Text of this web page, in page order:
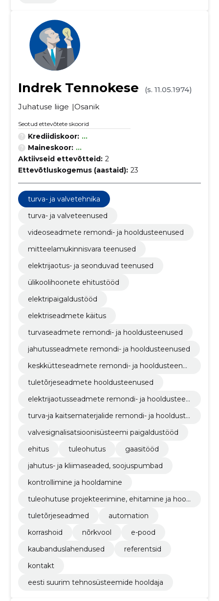
Indrek Tennokese
(s. 11.05.1974)
Juhatuse liige
Osanik
Seotud ettevõtete skoorid
Krediidiskoor: ...
Maineskoor: ...
Aktiivseid ettevõtteid: 2
Ettevõtluskogemus (aastaid): 23
turva- ja valvetehnika
turva- ja valveteenused
videoseadmete remondi- ja hooldusteenused
mitteelamukinnisvara teenused
elektrijaotus- ja seonduvad teenused
ülikoolihoonete ehitustööd
elektripaigaldustööd
elektriseadmete käitus
turvaseadmete remondi- ja hooldusteenused
jahutusseadmete remondi- ja hooldusteenused
keskkütteseadmete remondi- ja hooldusteenus
tuletõrjeseadmete hooldusteenused
elektrijaotusseadmete remondi- ja hooldusteen
turva-ja kaitsematerjalide remondi- ja hoolduste
valvesignalisatsioonisüsteemi paigaldustööd
ehitus
tuleohutus
gaasitööd
jahutus- ja kliimaseaded, soojuspumbad
kontrollimine ja hooldamine
tuleohutuse projekteerimine, ehitamine ja hool
tuletõrjeseadmed
automation
korrashoid
nõrkvool
e-pood
kaubanduslahendused
referentsid
kontakt
eesti suurim tehnosüsteemide hooldaja